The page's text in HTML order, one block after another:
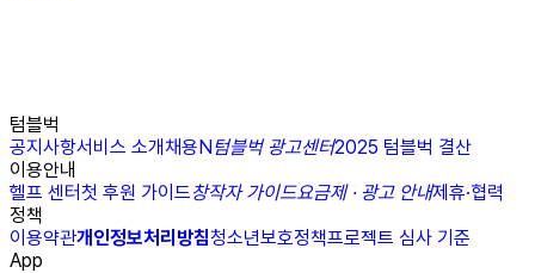
텀블벅
공지사항서비스 소개채용N텀블벅 광고센터2025 텀블벅 결산
이용안내
헬프 센터첫 후원 가이드창작자 가이드요금제 · 광고 안내제휴·협력
정책
이용약관개인정보처리방침청소년보호정책프로젝트 심사 기준
App